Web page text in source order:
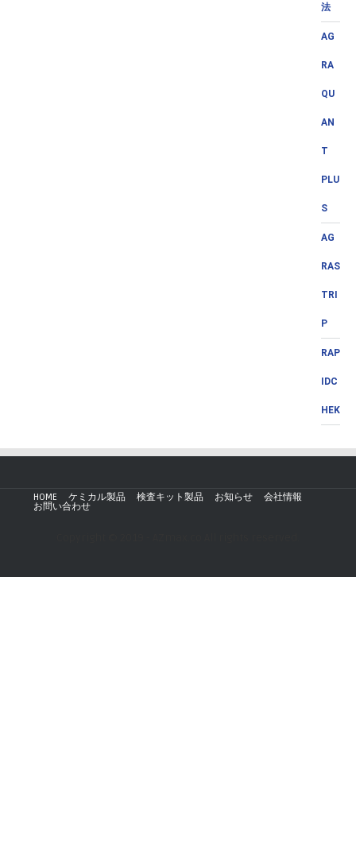
法
AG
RA
QU
AN
T
PLU
S
AG
RAS
TRI
P
RAP
IDC
HEK
HOME ケミカル製品 検査キット製品 お知らせ
会社情報
お問い合わせ